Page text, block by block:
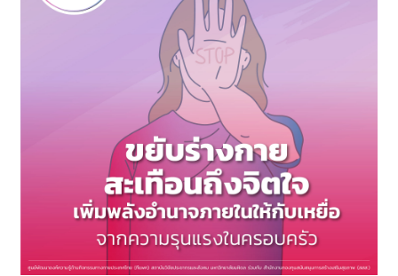
5 ชุด